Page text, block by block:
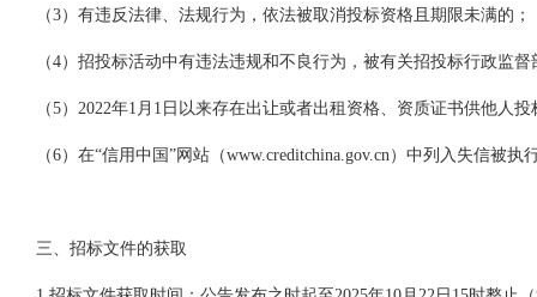
（3）有违反法律、法规行为，依法被取消投标资格且期限未满的；
（4）招投标活动中有违法违规和不良行为，被有关招投标行政监
（5）2022年1月1日以来存在出让或者出租资格、资质证书供他人
（6）在“信用中国”网站（www.creditchina.gov.cn）中列入失信被
三、招标文件的获取